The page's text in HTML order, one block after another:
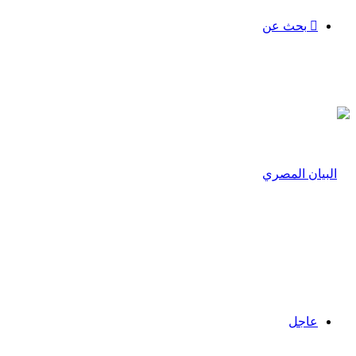
بحث عن
عاجل